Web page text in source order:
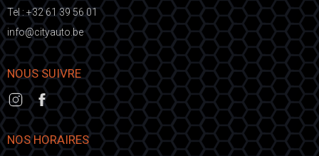
Tel : +32 61 39 56 01
eb.otuayt
ic@o
fni
NOUS SUIVRE
NOS HORAIRES